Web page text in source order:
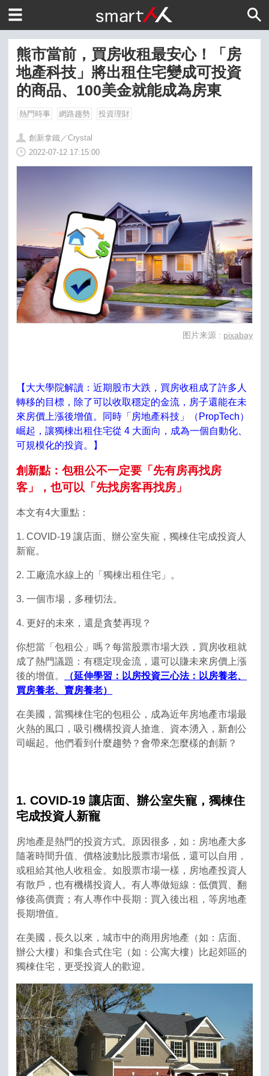
熊市當前，買房收租最安心！「房
地產科技」將出租住宅變成可投資
的商品、100美金就能成為房東
熱門時事 網路趨勢 投資理財
創新拿鐵／Crystal
2022-07-12 17:15:00
图片来源 : pixabay
【大大學院解讀：近期股市大跌，買房收租成了許多人
轉移的目標，除了可以收取穩定的金流，房子還能在未
來房價上漲後增值。同時「房地產科技」（PropTech）
崛起，讓獨棟出租住宅從 4 大面向，成為一個自動化、
可規模化的投資。】
創新點：包租公不一定要「先有房再找房
客」，也可以「先找房客再找房」
本文有4大重點：
1. COVID-19 讓店面、辦公室失寵，獨棟住宅成投資人
新寵。
2. 工廠流水線上的「獨棟出租住宅」。
3. 一個市場，多種切法。
4. 更好的未來，還是貪婪再現？
你想當「包租公」嗎？每當股票市場大跌，買房收租就
成了熱門議題：有穩定現金流，還可以賺未來房價上漲
後的增值。
（延伸學習：以房投資三心法：以房養老、
買房養老、賣房養老）
在美國，當獨棟住宅的包租公，成為近年房地產市場最
火熱的風口，吸引機構投資人搶進、資本湧入，新創公
司崛起。他們看到什麼趨勢？會帶來怎麼樣的創新？
1. COVID-19 讓店面、辦公室失寵，獨棟住
宅成投資人新寵
房地產是熱門的投資方式。原因很多，如：房地產大多
隨著時間升值、價格波動比股票市場低，還可以自用，
或租給其他人收租金。如股票市場一樣，房地產投資人
有散戶，也有機構投資人。有人專做短線：低價買、翻
修後高價賣；有人專作中長期：買入後出租，等房地產
長期增值。
在美國，長久以來，城市中的商用房地產（如：店面、
辦公大樓）和集合式住宅（如：公寓大樓）比起郊區的
獨棟住宅，更受投資人的歡迎。